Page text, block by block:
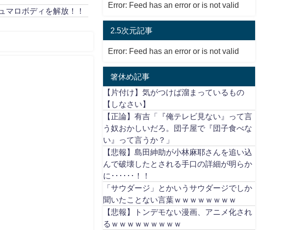
マロボディを解放！！
Error: Feed has an error or is not valid
2.5次元記事
Error: Feed has an error or is not valid
箸休め記事
【片付け】気がつけば溜まっているもの
【しなさい】
【正論】有吉「『俺テレビ見ない』って言
う奴おかしいだろ。団子屋で『団子食べな
い』って言うか？」
【悲報】島田紳助が小林麻耶さんを追い込
んで破壊したとされる手口の詳細が明らか
に･･････！！
「サウダージ」とかいうサウダージでしか
聞いたことない言葉ｗｗｗｗｗｗｗｗ
【悲報】トンデモない漫画、アニメ化され
るｗｗｗｗｗｗｗｗｗ